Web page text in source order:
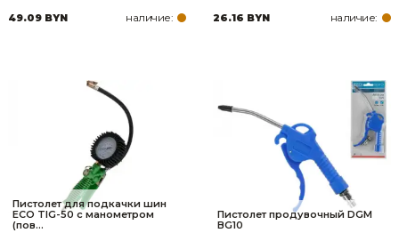
49.09 BYN наличие: 26.16 BYN наличие:
Пистолет для подкачки шин
ECO TIG-50 с манометром
(пов...
Пистолет продувочный DGM
BG10